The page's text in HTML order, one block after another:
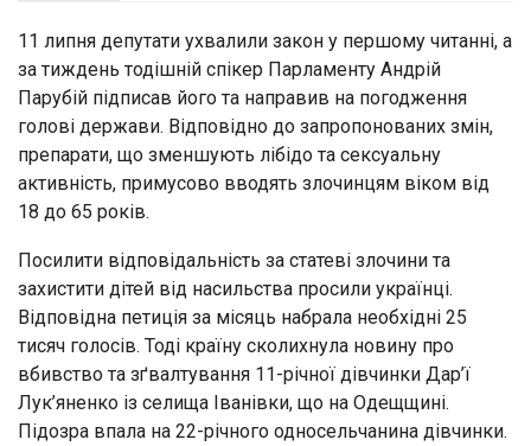
11 липня депутати ухвалили закон у першому читанні, а
за тиждень тодішній спікер Парламенту Андрій
Парубій підписав його та направив на погодження
голові держави. Відповідно до запропонованих змін,
препарати, що зменшують лібідо та сексуальну
активність, примусово вводять злочинцям віком від
18 до 65 років.
Посилити відповідальність за статеві злочини та
захистити дітей від насильства просили українці.
Відповідна петиція за місяць набрала необхідні 25
тисяч голосів. Тоді країну сколихнула новину про
вбивство та зґвалтування 11-річної дівчинки Дар’ї
Лук’яненко із селища Іванівки, що на Одещщині.
Підозра впала на 22-річного односельчанина дівчинки.